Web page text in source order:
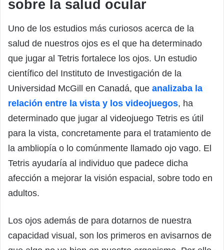
sobre la salud ocular
Uno de los estudios más curiosos acerca de la
salud de nuestros ojos es el que ha determinado
que jugar al Tetris fortalece los ojos. Un estudio
científico del Instituto de Investigación de la
Universidad McGill en Canadá, que analizaba la
relación entre la vista y los videojuegos, ha
determinado que jugar al videojuego Tetris es útil
para la vista, concretamente para el tratamiento de
la ambliopía o lo comúnmente llamado ojo vago. El
Tetris ayudaría al individuo que padece dicha
afección a mejorar la visión espacial, sobre todo en
adultos.
Los ojos además de para dotarnos de nuestra
capacidad visual, son los primeros en avisarnos de